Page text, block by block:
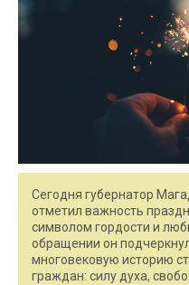
Сегодня губернатор
отметил важность
символом гордости и
обращении он
многовековую историю
граждан: силу духа,